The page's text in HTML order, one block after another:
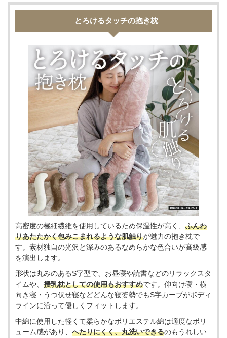
とろけるタッチの抱き枕
高密度の極細繊維を使用しているため保温性が高く、 ふんわ
りあたたかく包みこまれるような肌触りが魅力の抱き枕で
す。素材独自の光沢と深みのあるなめらかな色合いが高級感
を演出します。
形状は丸みのあるS字型で、お昼寝や読書などのリラックスタ
イムや、 授乳枕としての使用もおすすめです。仰向け寝・横
向き寝・うつ伏せ寝などどんな寝姿勢でもS字カーブがボディ
ラインに沿って優しくフィットします。
中綿に使用した軽くて柔らかなポリエステル綿は適度なボリ
ューム感があり、 へたりにくく、丸洗いできるのもうれしい